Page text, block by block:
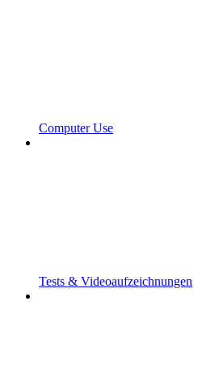
Computer Use
Tests & Videoaufzeichnungen